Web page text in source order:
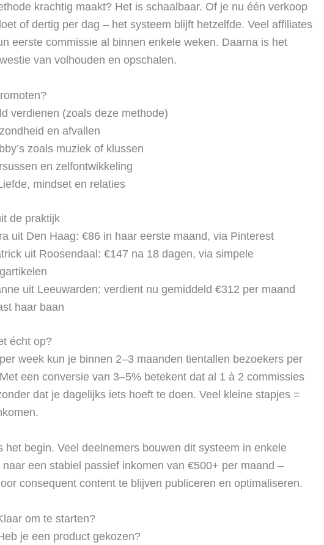
krachtig maakt? Het is schaalbaar. Of je nu één verkoop
of dertig per dag – het systeem blijft hetzelfde. Veel affiliates
eerste commissie al binnen enkele weken. Daarna is het
van volhouden en opschalen.
verdienen (zoals deze methode)
en afvallen
zoals muziek of klussen
en zelfontwikkeling
mindset en relaties
de praktijk
uit Den Haag: €86 in haar eerste maand, via Pinterest
uit Roosendaal: €147 na 18 dagen, via simpele
uit Leeuwarden: verdient nu gemiddeld €312 per maand
haar baan
écht op?
week kun je binnen 2–3 maanden tientallen bezoekers per
een conversie van 3–5% betekent dat al 1 à 2 commissies
dat je dagelijks iets hoeft te doen. Veel kleine stapjes =
het begin. Veel deelnemers bouwen dit systeem in enkele
naar een stabiel passief inkomen van €500+ per maand –
consequent content te blijven publiceren en optimaliseren.
om te starten?
je een product gekozen?